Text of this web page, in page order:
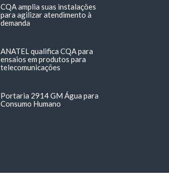
CQA amplia suas instalações
para agilizar atendimento à
demanda
ANATEL qualifica CQA para
ensaios em produtos para
telecomunicações
Portaria 2914 GM Água para
Consumo Humano